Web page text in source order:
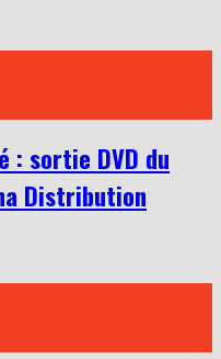
: sortie DVD du
Distribution